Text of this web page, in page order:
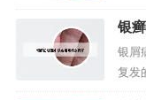
肤病
疗指
经在
2、
金单
的优
银
银屑
复发
的丘